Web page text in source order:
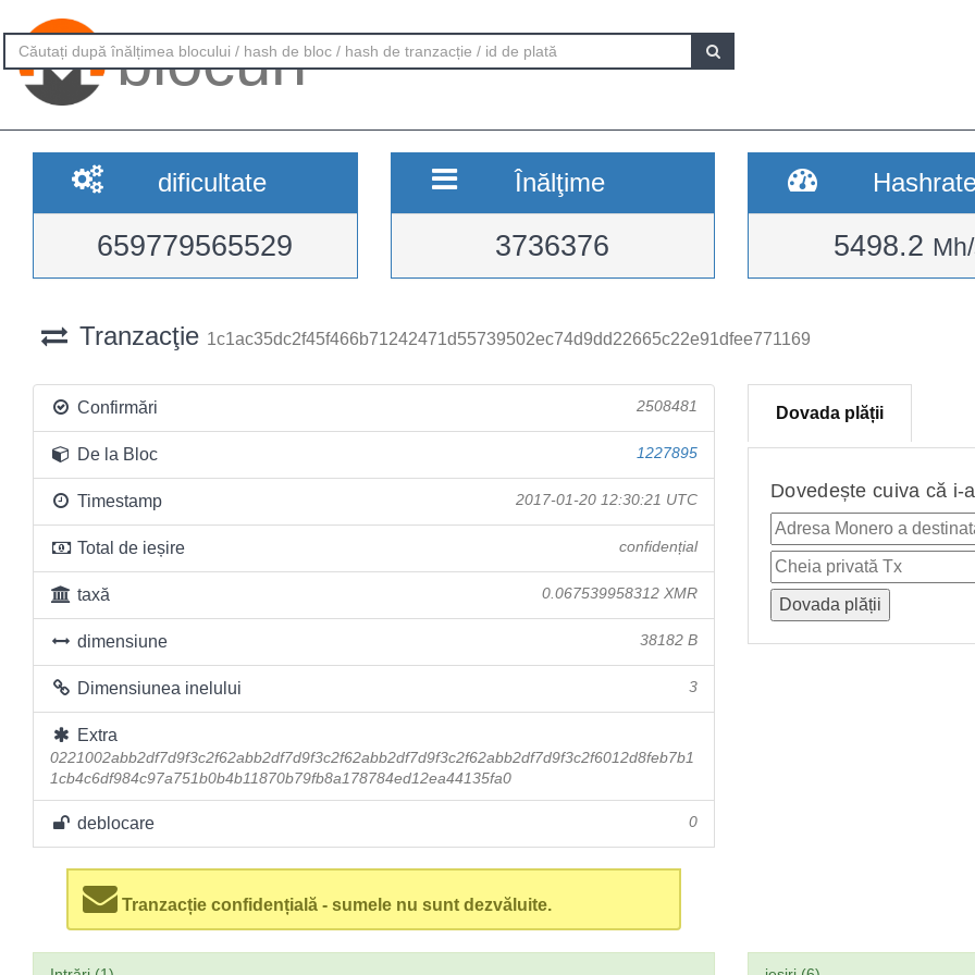
blocuri
dificultate
659779565529
Înălţime
3736376 5498.2
Tranzacţie 1c1ac35dc2f45f466b71242471d55739502ec74d9dd22665c22e91dfee771169
Confirmări 2508481
De la Bloc 1227895
Timestamp 2017-01-20 12:30:21 UTC
Total de ieșire confidențial
taxă 0.067539958312 XMR
dimensiune 38182 B
Dimensiunea inelului 3
Extra
0221002abb2df7d9f3c2f62abb2df7d9f3c2f62abb2df7d9f3c2f62abb2df7d9f3c2f6012d8feb7b1
1cb4c6df984c97a751b0b4b11870b79fb8a178784ed12ea44135fa0
deblocare 0
Tranzacție confidențială - sumele nu sunt dezvăluite.
Dovada plății
Dovedește cuiva că i-